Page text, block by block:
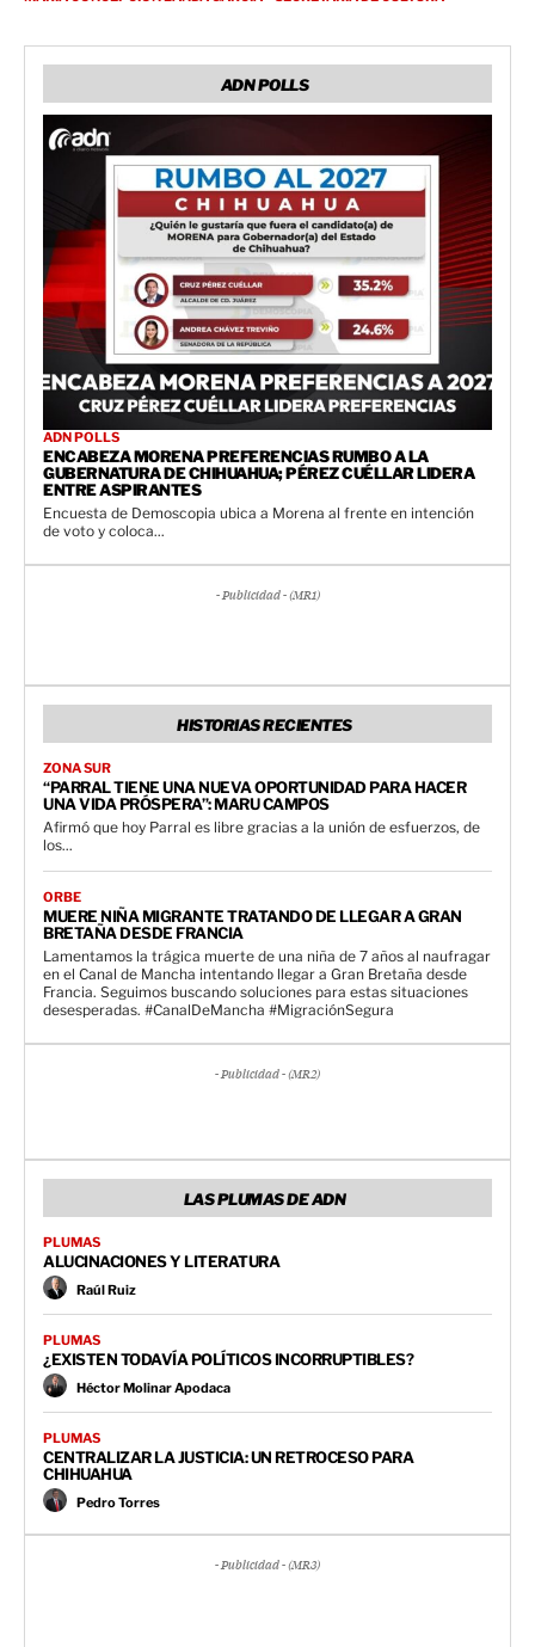
ADN POLLS
ADN POLLS
ENCABEZA MORENA PREFERENCIAS RUMBO A LA
GUBERNATURA DE CHIHUAHUA; PÉREZ CUÉLLAR LIDERA
ENTRE ASPIRANTES
Encuesta de Demoscopia ubica a Morena al frente en intención
de voto y coloca...
- Publicidad - (MR1)
HISTORIAS RECIENTES
ZONA SUR
“PARRAL TIENE UNA NUEVA OPORTUNIDAD PARA HACER
UNA VIDA PRÓSPERA”: MARU CAMPOS
Afirmó que hoy Parral es libre gracias a la unión de esfuerzos, de
los...
ORBE
MUERE NIÑA MIGRANTE TRATANDO DE LLEGAR A GRAN
BRETAÑA DESDE FRANCIA
Lamentamos la trágica muerte de una niña de 7 años al naufragar
en el Canal de Mancha intentando llegar a Gran Bretaña desde
Francia. Seguimos buscando soluciones para estas situaciones
desesperadas. #CanalDeMancha #MigraciónSegura
- Publicidad - (MR2)
LAS PLUMAS DE ADN
PLUMAS
ALUCINACIONES Y LITERATURA
Raúl Ruiz
PLUMAS
¿EXISTEN TODAVÍA POLÍTICOS INCORRUPTIBLES?
Héctor Molinar Apodaca
PLUMAS
CENTRALIZAR LA JUSTICIA: UN RETROCESO PARA
CHIHUAHUA
Pedro Torres
- Publicidad - (MR3)